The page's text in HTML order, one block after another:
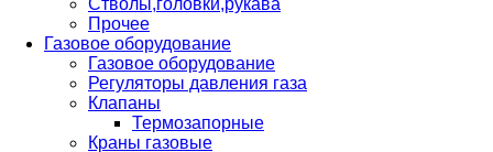
Стволы,головки,рукава
Прочее
Газовое оборудование
Газовое оборудование
Регуляторы давления газа
Клапаны
Термозапорные
Краны газовые